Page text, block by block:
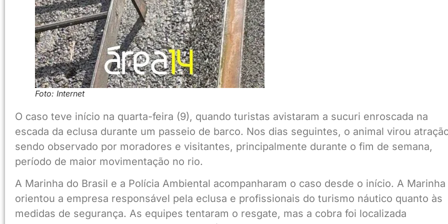
Foto: Internet
O caso teve início na quarta-feira (9), quando turistas avistaram a sucuri enroscada na
escada da eclusa durante um passeio de barco. Nos dias seguintes, o animal virou
sendo observado por moradores e visitantes, principalmente durante o fim de semana,
período de maior movimentação no rio.
A Marinha do Brasil e a Polícia Ambiental acompanharam o caso desde o início. A Marinha
orientou a empresa responsável pela eclusa e profissionais do turismo náutico quanto às
medidas de segurança. As equipes tentaram o resgate, mas a cobra foi localizada